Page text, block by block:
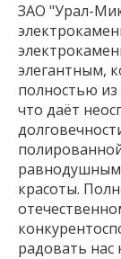
ЗАО "Урал-
элегантным,
полностью
что даёт
равнодушным
красоты.
радовать нас